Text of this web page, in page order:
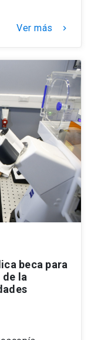
Ver más keyboard_arrow_right
beca para
la